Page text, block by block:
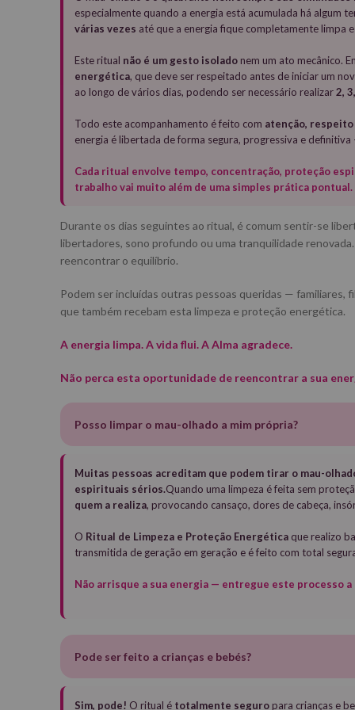
especialmente quando a energia está acumulada há algum
várias vezes até que a energia fique completamente limpa
Este ritual não é um gesto isolado nem um ato mecânico.
energética, que deve ser respeitado antes de iniciar um
ao longo de vários dias, podendo ser necessário realizar2,
Todo este acompanhamento é feito com atenção,
energia é libertada de forma segura, progressiva e
Cada ritual envolve tempo, concentração, proteção
trabalho vai muito além de uma simples prática pontual.
Durante os dias seguintes ao ritual, é comum sentir-se
libertadores, sono profundo ou uma tranquilidade
reencontrar o equilíbrio.
Podem ser incluídas outras pessoas queridas — familiares,
que também recebam esta limpeza e proteção energética.
A energia limpa. A vida flui. A Alma agradece.
Não perca esta oportunidade de reencontrar a sua
Posso limpar o mau-olhado a mim própria?
Muitas pessoas acreditam que podem tirar o mau-
espirituais sérios.Quando uma limpeza é feita sem
quem a realiza, provocando cansaço, dores de cabeça,
O Ritual de Limpeza e Proteção Energética que realizo
transmitida de geração em geração e é feito com total
Não arrisque a sua energia — entregue este processo
Pode ser feito a crianças e bebés?
Sim, pode! O ritual é totalmente seguro para crianças e